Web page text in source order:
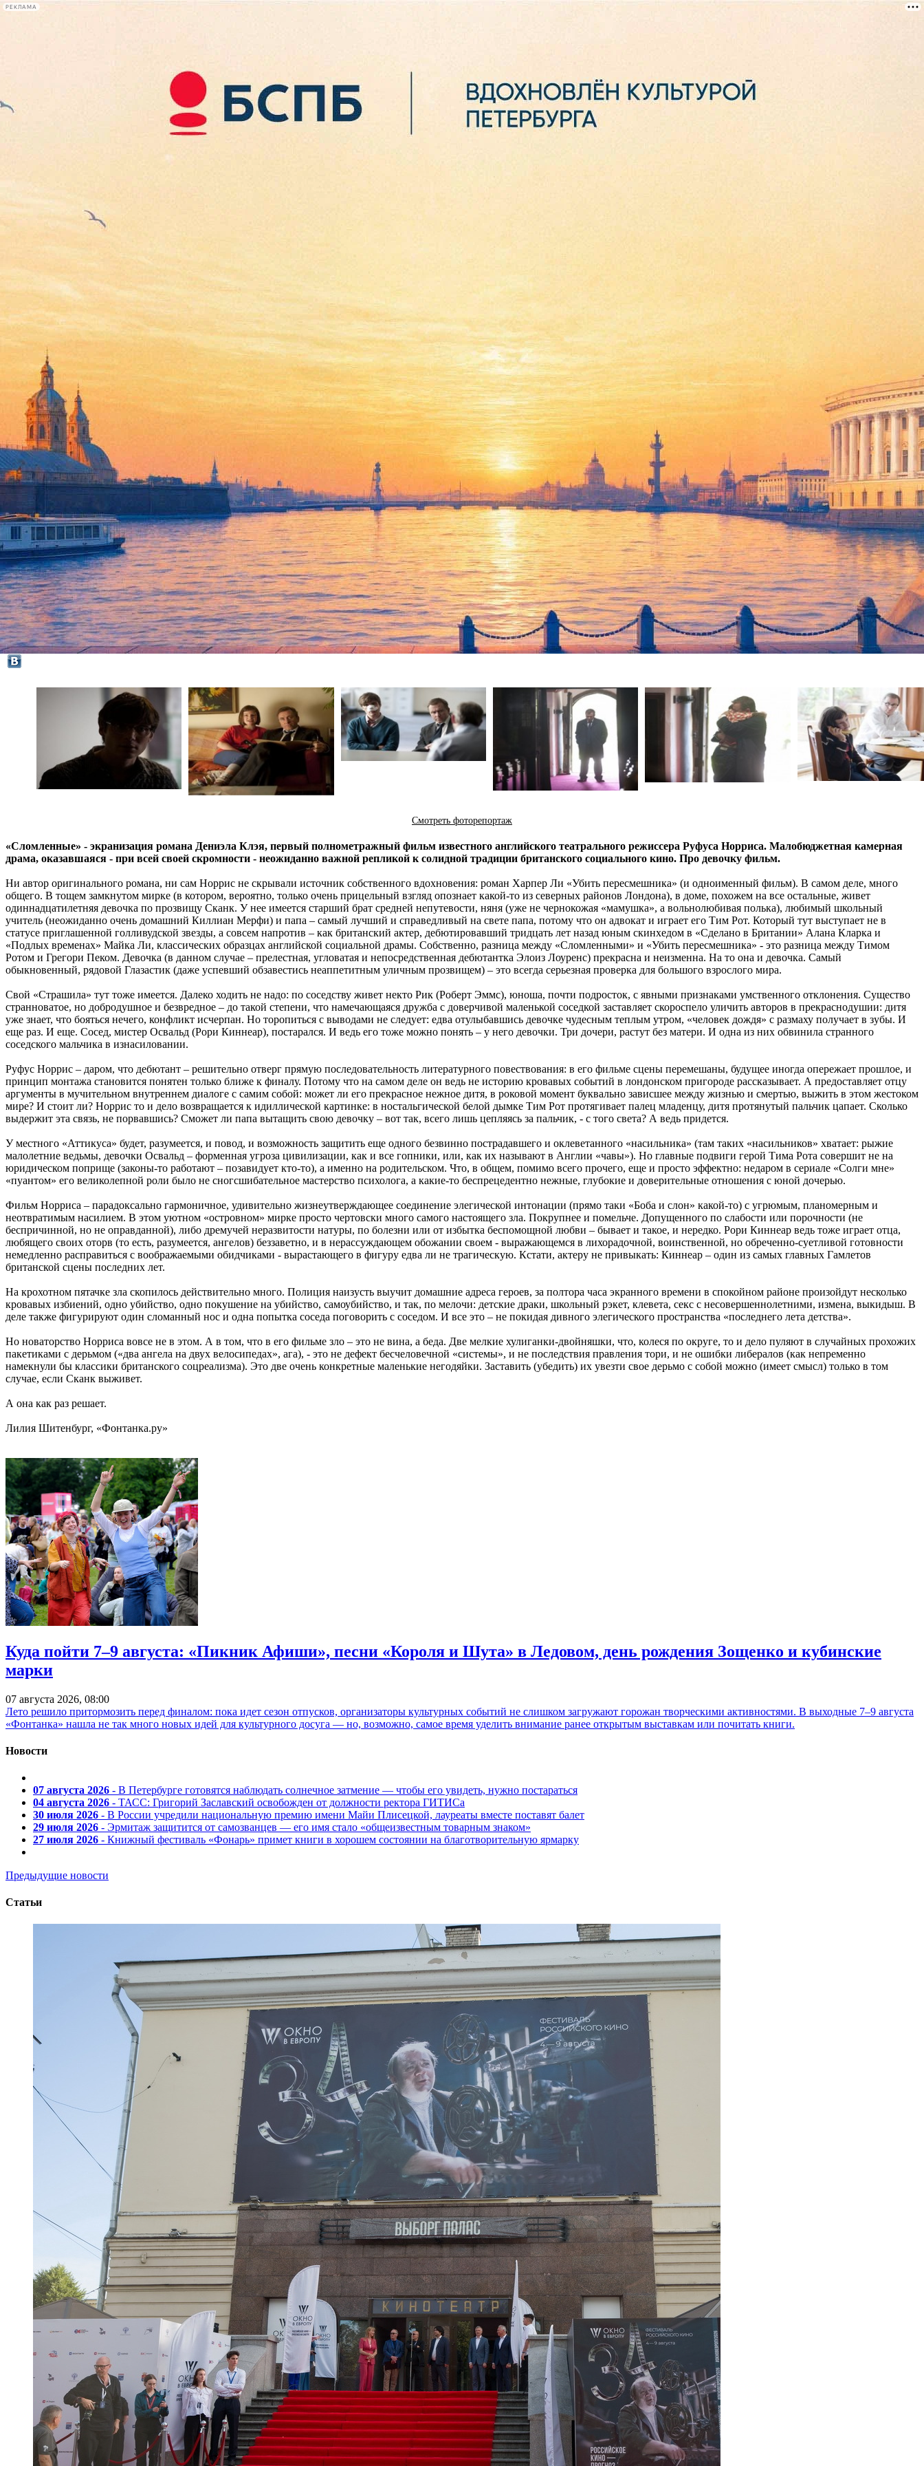
РЕКЛАМА
лекции
книги
«Сломленные»: Спасти рядового Глазастика
15 ноября 2012,16:04 Версия для печати
Смотреть фоторепортаж
«Сломленные» - экранизация романа Дениэла Клэя, первый полнометражный фильм известного английского театрального режиссера Руфуса Норриса. Малобюджетная камерная
драма, оказавшаяся - при всей своей скромности - неожиданно важной репликой к солидной традиции британского социального кино. Про девочку фильм.
Ни автор оригинального романа, ни сам Норрис не скрывали источник собственного вдохновения: роман Харпер Ли «Убить пересмешника» (и одноименный фильм). В самом деле, много
общего. В тощем замкнутом мирке (в котором, вероятно, только очень прицельный взгляд опознает какой-то из северных районов Лондона), в доме, похожем на все остальные, живет
одиннадцатилетняя девочка по прозвищу Сканк. У нее имеется старший брат средней непутевости, няня (уже не чернокожая «мамушка», а вольнолюбивая полька), любимый школьный
учитель (неожиданно очень домашний Киллиан Мерфи) и папа – самый лучший и справедливый на свете папа, потому что он адвокат и играет его Тим Рот. Который тут выступает не в
статусе приглашенной голливудской звезды, а совсем напротив – как британский актер, дебютировавший тридцать лет назад юным скинхедом в «Сделано в Британии» Алана Кларка и
«Подлых временах» Майка Ли, классических образцах английской социальной драмы. Собственно, разница между «Сломленными» и «Убить пересмешника» - это разница между Тимом
Ротом и Грегори Пеком. Девочка (в данном случае – прелестная, угловатая и непосредственная дебютантка Элоиз Лоуренс) прекрасна и неизменна. На то она и девочка. Самый
обыкновенный, рядовой Глазастик (даже успевший обзавестись неаппетитным уличным прозвищем) – это всегда серьезная проверка для большого взрослого мира.
Свой «Страшила» тут тоже имеется. Далеко ходить не надо: по соседству живет некто Рик (Роберт Эммс), юноша, почти подросток, с явными признаками умственного отклонения. Существо
странноватое, но добродушное и безвредное – до такой степени, что намечающаяся дружба с доверчивой маленькой соседкой заставляет скороспело уличить авторов в прекраснодушии: дитя
уже знает, что бояться нечего, конфликт исчерпан. Но торопиться с выводами не следует: едва отулыбавшись девочке чудесным теплым утром, «человек дождя» с размаху получает в зубы. И
еще раз. И еще. Сосед, мистер Освальд (Рори Киннеар), постарался. И ведь его тоже можно понять – у него девочки. Три дочери, растут без матери. И одна из них обвинила странного
соседского мальчика в изнасиловании.
Руфус Норрис – даром, что дебютант – решительно отверг прямую последовательность литературного повествования: в его фильме сцены перемешаны, будущее иногда опережает прошлое, и
принцип монтажа становится понятен только ближе к финалу. Потому что на самом деле он ведь не историю кровавых событий в лондонском пригороде рассказывает. А предоставляет отцу
аргументы в мучительном внутреннем диалоге с самим собой: может ли его прекрасное нежное дитя, в роковой момент буквально зависшее между жизнью и смертью, выжить в этом жестоком
мире? И стоит ли? Норрис то и дело возвращается к идиллической картинке: в ностальгической белой дымке Тим Рот протягивает палец младенцу, дитя протянутый пальчик цапает. Сколько
выдержит эта связь, не порвавшись? Сможет ли папа вытащить свою девочку – вот так, всего лишь цепляясь за пальчик, - с того света? А ведь придется.
У местного «Аттикуса» будет, разумеется, и повод, и возможность защитить еще одного безвинно пострадавшего и оклеветанного «насильника» (там таких «насильников» хватает: рыжие
малолетние ведьмы, девочки Освальд – форменная угроза цивилизации, как и все гопники, или, как их называют в Англии «чавы»). Но главные подвиги герой Тима Рота совершит не на
юридическом поприще (законы-то работают – позавидует кто-то), а именно на родительском. Что, в общем, помимо всего прочего, еще и просто эффектно: недаром в сериале «Солги мне»
«пуантом» его великолепной роли было не сногсшибательное мастерство психолога, а какие-то беспрецедентно нежные, глубокие и доверительные отношения с юной дочерью.
Фильм Норриса – парадоксально гармоничное, удивительно жизнеутверждающее соединение элегической интонации (прямо таки «Боба и слон» какой-то) с угрюмым, планомерным и
неотвратимым насилием. В этом уютном «островном» мирке просто чертовски много самого настоящего зла. Покрупнее и помельче. Допущенного по слабости или порочности (не
беспричинной, но не оправданной), либо дремучей неразвитости натуры, по болезни или от избытка беспомощной любви – бывает и такое, и нередко. Рори Киннеар ведь тоже играет отца,
любящего своих оторв (то есть, разумеется, ангелов) беззаветно, и в нерассуждающем обожании своем - выражающемся в лихорадочной, воинственной, но обреченно-суетливой готовности
немедленно расправиться с воображаемыми обидчиками - вырастающего в фигуру едва ли не трагическую. Кстати, актеру не привыкать: Киннеар – один из самых главных Гамлетов
британской сцены последних лет.
На крохотном пятачке зла скопилось действительно много. Полиция наизусть выучит домашние адреса героев, за полтора часа экранного времени в спокойном районе произойдут несколько
кровавых избиений, одно убийство, одно покушение на убийство, самоубийство, и так, по мелочи: детские драки, школьный рэкет, клевета, секс с несовершеннолетними, измена, выкидыш. В
деле также фигурируют один сломанный нос и одна попытка соседа поговорить с соседом. И все это – не покидая дивного элегического пространства «последнего лета детства».
Но новаторство Норриса вовсе не в этом. А в том, что в его фильме зло – это не вина, а беда. Две мелкие хулиганки-двойняшки, что, колеся по округе, то и дело пуляют в случайных прохожих
пакетиками с дерьмом («два ангела на двух велосипедах», ага), - это не дефект бесчеловечной «системы», и не последствия правления тори, и не ошибки либералов (как непременно
намекнули бы классики британского соцреализма). Это две очень конкретные маленькие негодяйки. Заставить (убедить) их увезти свое дерьмо с собой можно (имеет смысл) только в том
случае, если Сканк выживет.
А она как раз решает.
Лилия Шитенбург, «Фонтанка.ру»
Куда пойти 7–9 августа: «Пикник Афиши», песни «Короля и Шута» в Ледовом, день рождения Зощенко и кубинские
марки
07 августа 2026, 08:00
Лето решило притормозить перед финалом: пока идет сезон отпусков, организаторы культурных событий не слишком загружают горожан творческими активностями. В выходные 7–9 августа
«Фонтанка» нашла не так много новых идей для культурного досуга — но, возможно, самое время уделить внимание ранее открытым выставкам или почитать книги.
Новости
07 августа 2026 - В Петербурге готовятся наблюдать солнечное затмение — чтобы его увидеть, нужно постараться
04 августа 2026 - ТАСС: Григорий Заславский освобожден от должности ректора ГИТИСа
30 июля 2026 - В России учредили национальную премию имени Майи Плисецкой, лауреаты вместе поставят балет
29 июля 2026 - Эрмитаж защитится от самозванцев — его имя стало «общеизвестным товарным знаком»
27 июля 2026 - Книжный фестиваль «Фонарь» примет книги в хорошем состоянии на благотворительную ярмарку
Предыдущие новости
Статьи